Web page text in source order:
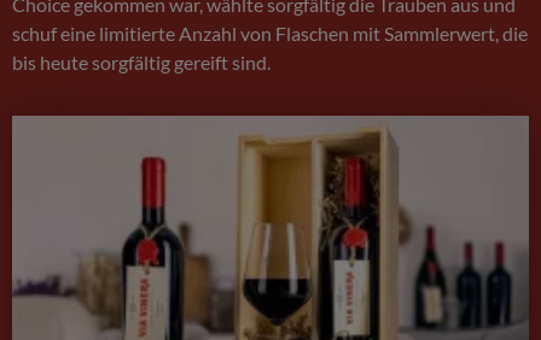
schuf eine limitierte Anzahl von Flaschen mit Sammlerwert, die
bis heute sorgfältig gereift sind.